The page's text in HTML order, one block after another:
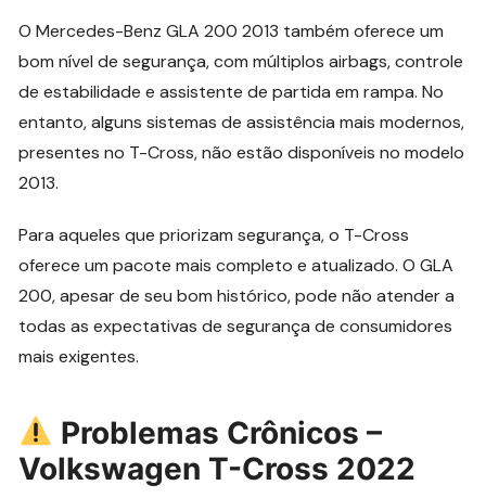
O Mercedes-Benz GLA 200 2013 também oferece um
bom nível de segurança, com múltiplos airbags, controle
de estabilidade e assistente de partida em rampa. No
entanto, alguns sistemas de assistência mais modernos,
presentes no T-Cross, não estão disponíveis no modelo
2013.
Para aqueles que priorizam segurança, o T-Cross
oferece um pacote mais completo e atualizado. O GLA
200, apesar de seu bom histórico, pode não atender a
todas as expectativas de segurança de consumidores
mais exigentes.
Problemas Crônicos –
Volkswagen T-Cross 2022